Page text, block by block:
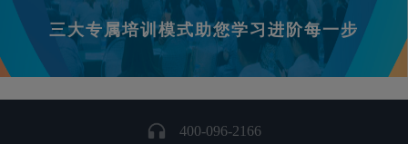
三大专属培训模式助您学习进阶每一步
400-096-2166